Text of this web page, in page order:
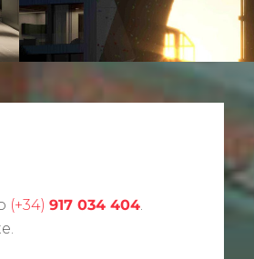
(+34) 917 034 404.